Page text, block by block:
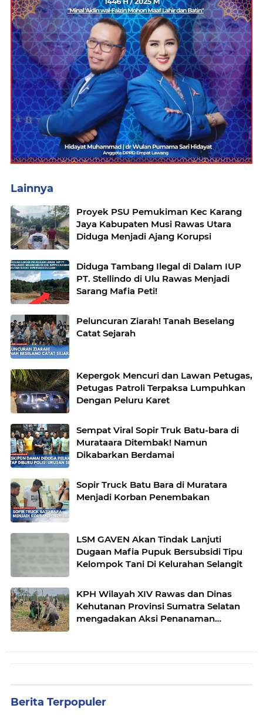
Lainnya
Proyek PSU Pemukiman Kec Karang
Jaya Kabupaten Musi Rawas Utara
Diduga Menjadi Ajang Korupsi
Diduga Tambang Ilegal di Dalam IUP
PT. Stellindo di Ulu Rawas Menjadi
Sarang Mafia Peti!
Peluncuran Ziarah! Tanah Beselang
Catat Sejarah
Kepergok Mencuri dan Lawan Petugas,
Petugas Patroli Terpaksa Lumpuhkan
Dengan Peluru Karet
Sempat Viral Sopir Truk Batu-bara di
Murataara Ditembak! Namun
Dikabarkan Berdamai
Sopir Truck Batu Bara di Muratara
Menjadi Korban Penembakan
LSM GAVEN Akan Tindak Lanjuti
Dugaan Mafia Pupuk Bersubsidi Tipu
Kelompok Tani Di Kelurahan Selangit
KPH Wilayah XIV Rawas dan Dinas
Kehutanan Provinsi Sumatra Selatan
mengadakan Aksi Penanaman
Berita Terpopuler